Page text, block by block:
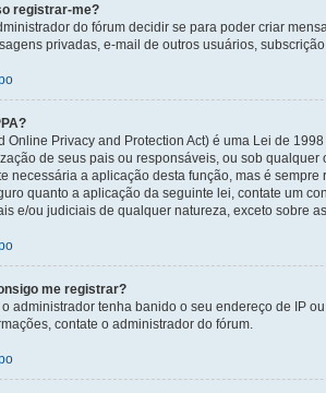
registrar-me?
do fórum decidir se para poder criar
privadas, e-mail de outros usuários,
Online Privacy and Protection Act) é uma Lei de
de seus pais ou responsáveis, ou sob
necessária a aplicação desta função, mas é
quanto a aplicação da seguinte lei, contate um
e/ou judiciais de qualquer natureza, exceto sobre
me registrar?
administrador tenha banido o seu endereço de IP
contate o administrador do fórum.